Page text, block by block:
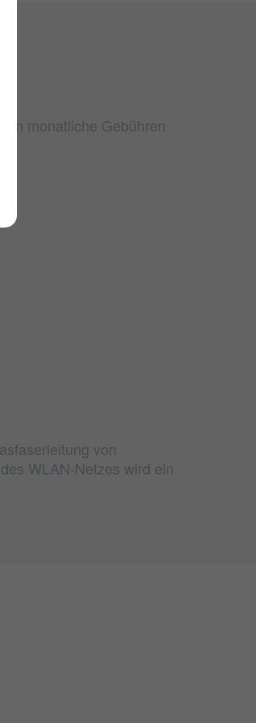
monatliche Gebühren
von
WLAN-Netzes wird ein